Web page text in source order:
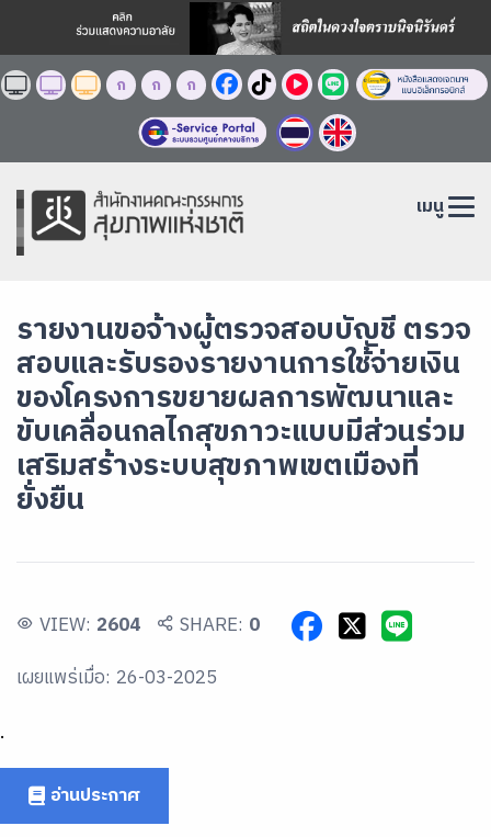
ก ก ก
เมนู
รายงานขอจ้างผู้ตรวจสอบบัญชี ตรวจ
สอบและรับรองรายงานการใช้จ่ายเงิน
ของโครงการขยายผลการพัฒนาและ
ขับเคลื่อนกลไกสุขภาวะแบบมีส่วนร่วม
เสริมสร้างระบบสุขภาพเขตเมืองที่
ยั่งยืน
VIEW: 2604 SHARE: 0
เผยแพร่เมื่อ: 26-03-2025
.
อ่านประกาศ